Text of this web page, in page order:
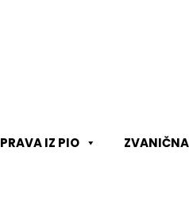
PRAVA IZ PIO